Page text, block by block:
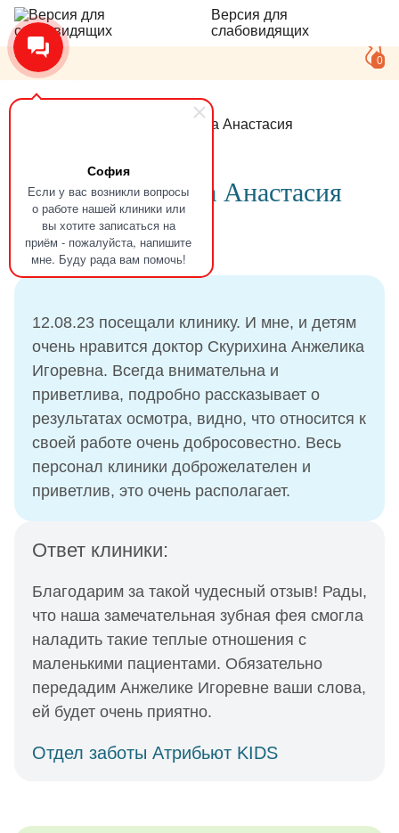
София
Если у вас возникли вопросы
о работе нашей клиники или
вы хотите записаться на
приём - пожалуйста, напишите
мне. Буду рада вам помочь!
Версия для
слабовидящих
0
Новикова Анастасия
ОтзывНовикова Анастасия
12.08.2023
12.08.23 посещали клинику. И мне, и детям
очень нравится доктор Скурихина Анжелика
Игоревна. Всегда внимательна и
приветлива, подробно рассказывает о
результатах осмотра, видно, что относится к
своей работе очень добросовестно. Весь
персонал клиники доброжелателен и
приветлив, это очень располагает.
Ответ клиники:
Благодарим за такой чудесный отзыв! Рады,
что наша замечательная зубная фея смогла
наладить такие теплые отношения с
маленькими пациентами. Обязательно
передадим Анжелике Игоревне ваши слова,
ей будет очень приятно.
Отдел заботы Атрибьют KIDS